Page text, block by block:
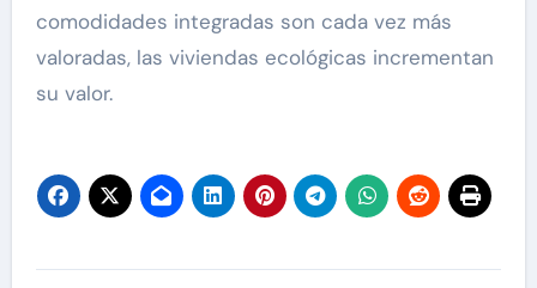
comodidades integradas son cada vez más
valoradas, las viviendas ecológicas incrementan
su valor.